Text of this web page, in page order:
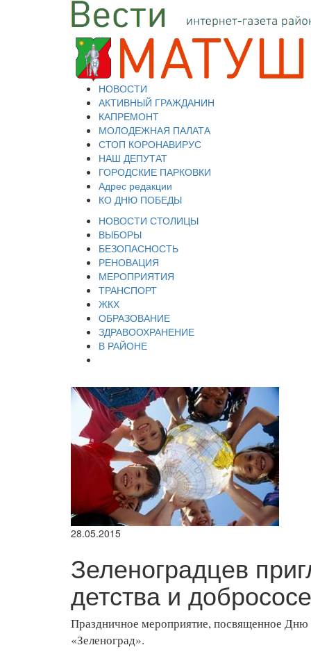
НОВОСТИ
АКТИВНЫЙ ГРАЖДАНИН
КАПРЕМОНТ
МОЛОДЕЖНАЯ ПАЛАТА
СТОП КОРОНАВИРУС
НАШ ДЕПУТАТ
ГОРОДСКИЕ ПАРКОВКИ
Адрес редакции
КО ДНЮ ПОБЕДЫ
НОВОСТИ СТОЛИЦЫ
ВЫБОРЫ
БЕЗОПАСНОСТЬ
РЕНОВАЦИЯ
МЕРОПРИЯТИЯ
ТРАНСПОРТ
ЖКХ
ОБРАЗОВАНИЕ
ЗДРАВООХРАНЕНИЕ
В РАЙОНЕ
28.05.2015
Зеленоградцев
детства и
Праздничное мероприятие, посвященное Дню
«Зеленоград».